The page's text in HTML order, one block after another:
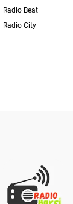
Radio Beat
Radio City